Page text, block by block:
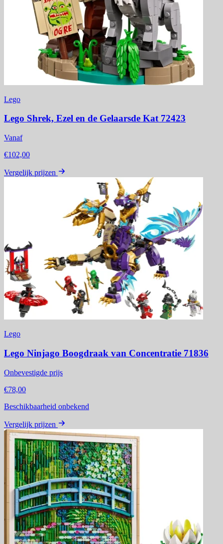
Lego
Lego Shrek, Ezel en de Gelaarsde Kat 72423
Vanaf
€102,00
Vergelijk prijzen
Lego
Lego Ninjago Boogdraak van Concentratie 71836
Onbevestigde prijs
€78,00
Beschikbaarheid onbekend
Vergelijk prijzen